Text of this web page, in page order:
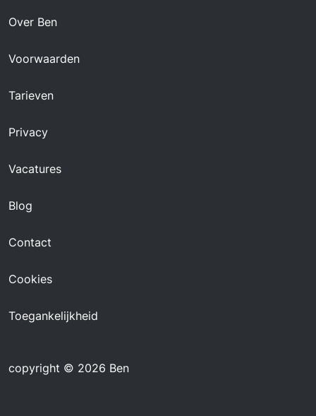
Over Ben
Voorwaarden
Tarieven
Privacy
Vacatures
Blog
Contact
Cookies
Toegankelijkheid
copyright © 2026 Ben